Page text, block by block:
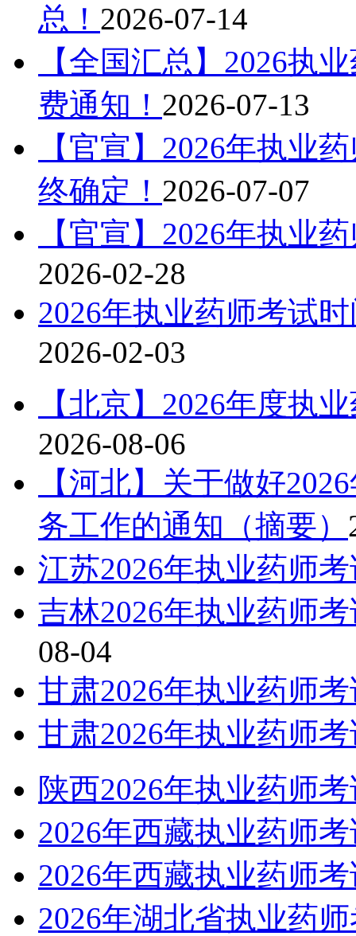
总！ 2026-07-14
【全国汇总】2026执
费通知！ 2026-07-13
【官宣】2026年执业
终确定！ 2026-07-07
【官宣】2026年执业
2026-02-28
2026年执业药师考试
2026-02-03
【北京】2026年度执
2026-08-06
【河北】关于做好
务工作的通知（摘要）
江苏2026年执业药师
吉林2026年执业药师
08-04
甘肃2026年执业药师
甘肃2026年执业药师
陕西2026年执业药师
2026年西藏执业药师
2026年西藏执业药师
2026年湖北省执业药